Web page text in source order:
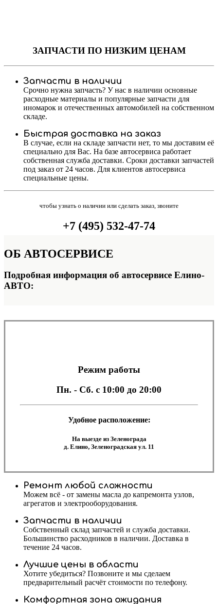
ЗАПЧАСТИПО НИЗКИМ ЦЕНАМ
Запчасти в наличии
Срочно нужна запчасть? У нас в наличии основные
расходные материалы и популярные запчасти для
иномарок и отечественных автомобилей на собственном
складе.
Быстрая доставка на заказ
В случае, если на складе запчасти нет, то мы доставим её
специально для Вас. На базе автосервиса работает
собственная служба доставки. Сроки доставки запчастей
под заказ от 24 часов. Для клиентов автосервиса
специальные цены.
чтобы узнать о наличии или сделать заказ, звоните
+7 (495) 532-47-74
ОБ АВТОСЕРВИСЕ
Подробная информация об автосервисе Елино-
АВТО:
Режим работы
Пн. - Сб. с 10:00 до 20:00
Удобное расположение:
На выезде из Зеленограда
д. Елино, Зеленоградская ул. 11
Ремонт любой сложности
Можем всё - от замены масла до капремонта узлов,
агрегатов и электрооборудования.
Запчасти в наличии
Собственный склад запчастей и служба доставки.
Большинство расходников в наличии. Доставка в
течение 24 часов.
Лучшие цены в области
Хотите убедиться? Позвоните и мы сделаем
предварительный расчёт стоимости по телефону.
Комфортная зона ожидания